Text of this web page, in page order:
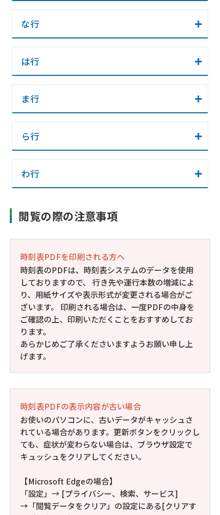
な行
は行
ま行
ら行
わ行
閲覧の際の注意事項
時刻表PDFを印刷される方へ
時刻表のPDFは、時刻表システムのデータを使用
しておりますので、 行き先や運行本数の増減によ
り、用紙サイズや表示形式が変更される場合がご
ざいます。 印刷される場合は、一度PDFの中身を
ご確認の上、印刷いただくことをおすすめしてお
ります。
あらかじめご了承くださいますようお願い申し上
げます。
時刻表PDFの表示内容が古い場合
お使いのパソコンに、古いデータがキャッシュさ
れている場合があります。更新ボタンをクリックし
ても、症状が変わらない場合は、ブラウザ設定で
キュッシュをクリアしてください。
【Microsoft Edgeの場合】
「設定」→ [プライバシー、検索、サービス]
→「閲覧データをクリア」の設定にある[クリアす